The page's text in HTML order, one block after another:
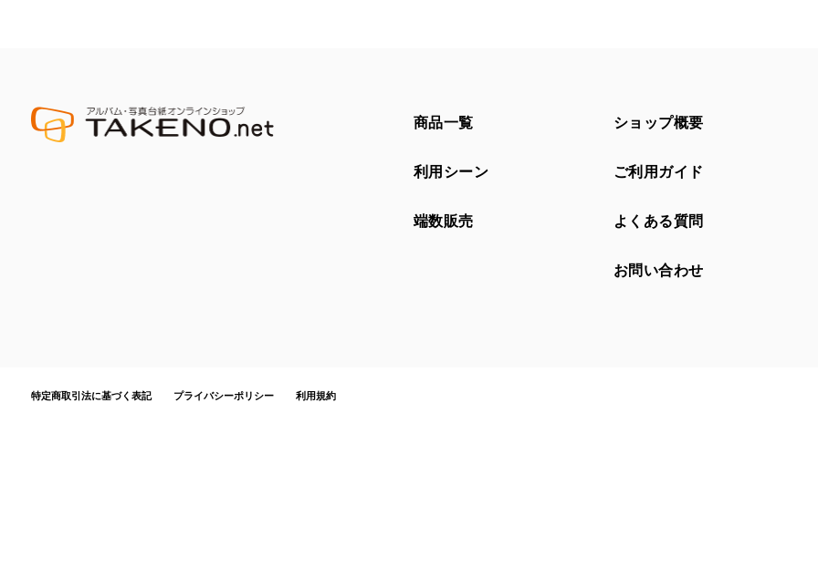
商品一覧
利用シーン
端数販売
ショップ概要
ご利用ガイド
よくある質問
お問い合わせ
特定商取引法に基づく表記 プライバシーポリシー 利用規約